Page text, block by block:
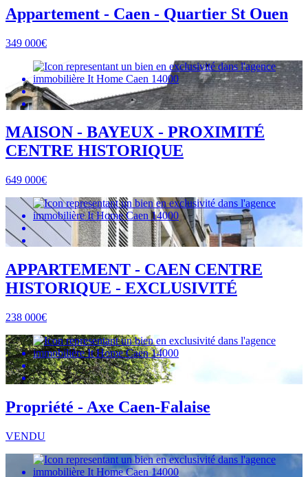
Appartement - Caen - Quartier St Ouen
349 000€
MAISON - BAYEUX - PROXIMITÉ
CENTRE HISTORIQUE
649 000€
APPARTEMENT - CAEN CENTRE
HISTORIQUE - EXCLUSIVITÉ
238 000€
Propriété - Axe Caen-Falaise
VENDU